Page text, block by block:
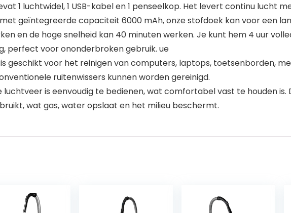
1 luchtwidel, 1 USB-kabel en 1 penseelkop. Het levert continu lucht
geïntegreerde capaciteit 6000 mAh, onze stofdoek kan voor een
en de hoge snelheid kan 40 minuten werken. Je kunt hem 4 uur
perfect voor ononderbroken gebruik. ue
geschikt voor het reinigen van computers, laptops, toetsenborden,
ruitenwissers kunnen worden gereinigd.
luchtveer is eenvoudig te bedienen, wat comfortabel vast te houden
wat gas, water opslaat en het milieu beschermt.